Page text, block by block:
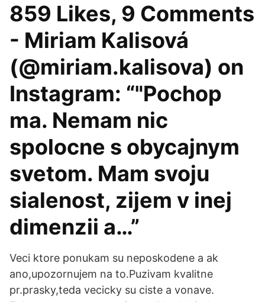
859 Likes, 9 Comments
- Miriam Kalisová
(@miriam.kalisova) on
Instagram: “"Pochop
ma. Nemam nic
spolocne s obycajnym
svetom. Mam svoju
sialenost, zijem v inej
dimenzii a…”
Veci ktore ponukam su neposkodene a ak
ano,upozornujem na to.Puzivam kvalitne
pr.prasky,teda vecicky su ciste a vonave.